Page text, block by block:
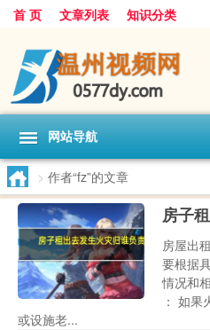
首 页 文章列表 知识分类
网站导航
> 作者“fz”的文章
房子
房屋出
要根据
情况和
： 如
或设施老...